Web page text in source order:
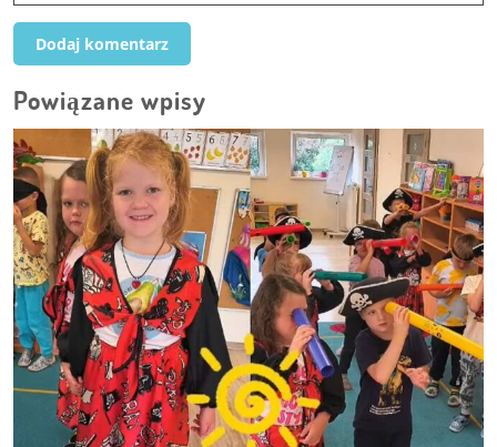
Powiązane wpisy